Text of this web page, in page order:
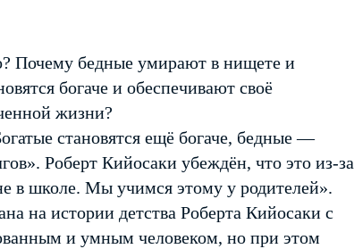
Почему бедные умирают в нищете и
богаче и обеспечивают своё
жизни?
становятся ещё богаче, бедные —
Роберт Кийосаки убеждён, что это из-за
в школе. Мы учимся этому у родителей».
на истории детства Роберта Кийосаки с
и умным человеком, но при этом